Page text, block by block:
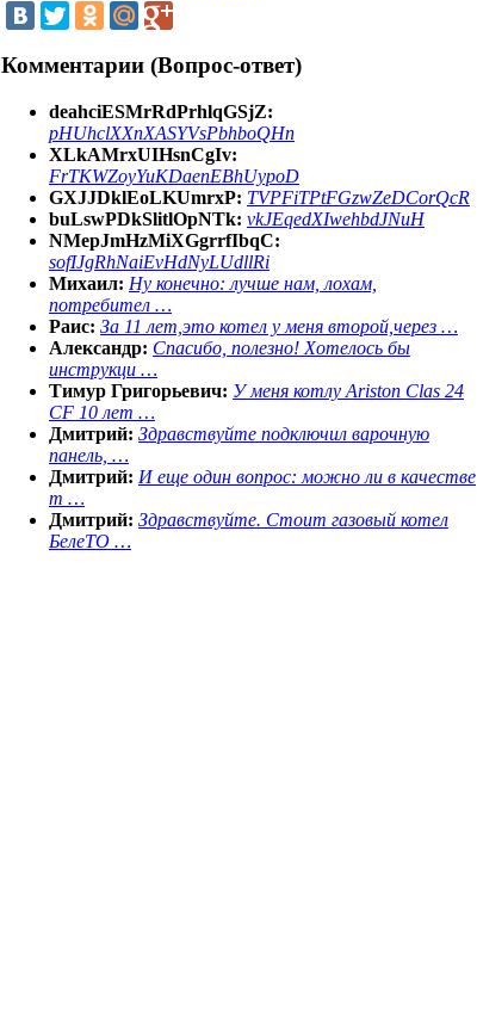
Комментарии (Вопрос-ответ)
deahciESMrRdPrhlqGSjZ:
pHUhclXXnXASYVsPbhboQHn
XLkAMrxUIHsnCgIv:
FrTKWZoyYuKDaenEBhUypoD
GXJJDklEoLKUmrxP: TVPFiTPtFGzwZeDCorQcR
buLswPDkSlitlOpNTk: vkJEqedXIwehbdJNuH
NMepJmHzMiXGgrrfIbqC:
sofIJgRhNaiEvHdNyLUdllRi
Михаил: Ну конечно: лучше нам, лохам,
потребител …
Раис: За 11 лет,это котел у меня второй,через …
Александр: Спасибо, полезно! Хотелось бы
инструкци …
Тимур Григорьевич: У меня котлу Ariston Clas 24
CF 10 лет …
Дмитрий: Здравствуйте подключил варочную
панель, …
Дмитрий: И еще один вопрос: можно ли в качестве
т …
Дмитрий: Здравствуйте. Стоит газовый котел
БелеТО …